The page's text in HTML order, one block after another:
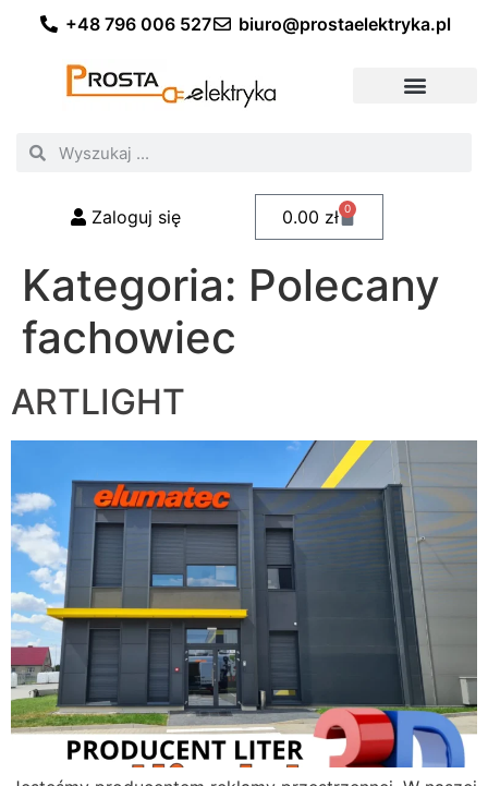
+48 796 006 527 biuro@prostaelektryka.pl
Zaloguj się 0.00 zł 0
Kategoria: Polecany
fachowiec
ARTLIGHT